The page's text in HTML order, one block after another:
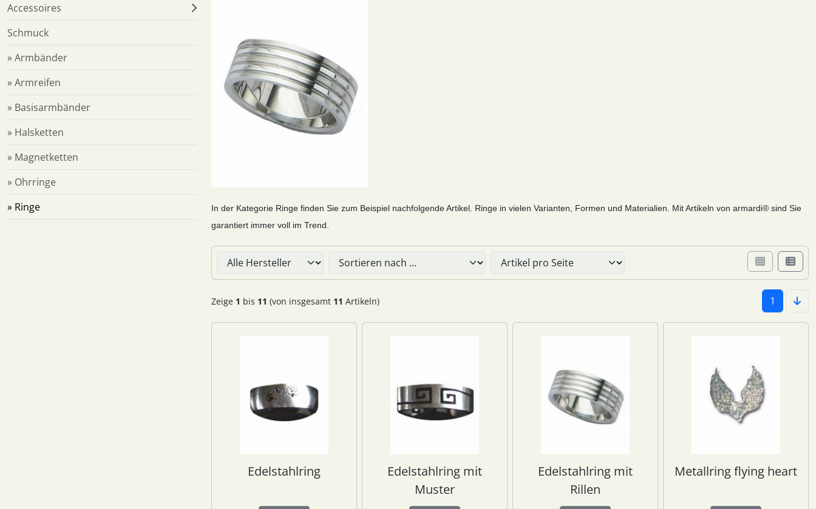
Accessoires
Schmuck
» Armbänder
» Armreifen
» Basisarmbänder
» Halsketten
» Magnetketten
» Ohrringe
» Ringe
In der Kategorie Ringe finden Sie zum Beispiel nachfolgende Artikel. Ringe in vielen Varianten, Formen und Materialien. Mit Artikeln von armardi® sind Sie
garantiert immer voll im Trend.
Zeige 1 bis 11 (von insgesamt 11 Artikeln) 1
Edelstahlring
Edelstahlring mit
Muster
Edelstahlring mit
Rillen
Metallring flying heart